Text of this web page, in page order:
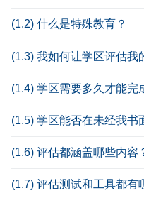
(1.2) 什么是特殊教育？
(1.3) 我如何让学区评估我
(1.4) 学区需要多久才能完
(1.5) 学区能否在未经我书
(1.6) 评估都涵盖哪些内容
(1.7) 评估测试和工具都有